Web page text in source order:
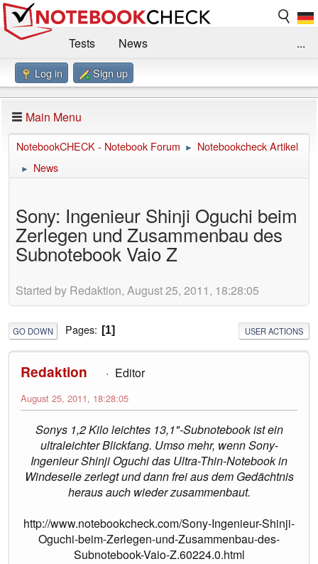
Tests
News
Benchmarks / Technik
Forum
Impressum
...
Log in Sign up
Main Menu
NotebookCHECK - Notebook Forum ► Notebookcheck Artikel
► News
Sony: Ingenieur Shinji Oguchi beim
Zerlegen und Zusammenbau des
Subnotebook Vaio Z
Started by Redaktion, August 25, 2011, 18:28:05
GO DOWN Pages 1 USER ACTIONS
Redaktion Editor
August 25, 2011, 18:28:05
Sonys 1,2 Kilo leichtes 13,1"-Subnotebook ist ein
ultraleichter Blickfang. Umso mehr, wenn Sony-
Ingenieur Shinji Oguchi das Ultra-Thin-Notebook in
Windeseile zerlegt und dann frei aus dem Gedächtnis
heraus auch wieder zusammenbaut.
http://www.notebookcheck.com/Sony-Ingenieur-Shinji-
Oguchi-beim-Zerlegen-und-Zusammenbau-des-
Subnotebook-Vaio-Z.60224.0.html